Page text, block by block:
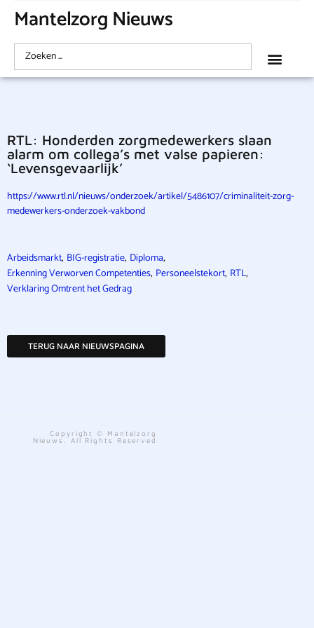
Mantelzorg Nieuws
RTL: Honderden zorgmedewerkers slaan
alarm om collega’s met valse papieren:
‘Levensgevaarlijk’
https://www.rtl.nl/nieuws/onderzoek/artikel/5486107/criminaliteit-zorg-
medewerkers-onderzoek-vakbond
Arbeidsmarkt, BIG-registratie, Diploma,
Erkenning Verworven Competenties, Personeelstekort, RTL,
Verklaring Omtrent het Gedrag
TERUG NAAR NIEUWSPAGINA
Copyright © Mantelzorg
Nieuws. All Rights Reserved